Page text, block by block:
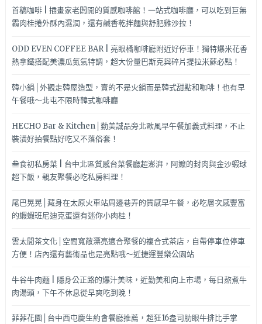
首稿咖啡 | 插畫家老闆開的質感咖啡館！一站式咖啡廳，可以吃到巨無
霸肉桂捲外酥內濕潤，還有鹹香乾拌麵與舒肥雞沙拉！
ODD EVEN COFFEE BAR | 亮眼橘咖啡廳附近好停車！獨特爆米花香
熱拿鐵搭配美濃瓜氮氣特調，超大份量巴斯克與碎片提拉米蘇必點！
韓小鍋│外觀走韓屋造型，賣的不是火鍋而是韓式甜點和咖啡！也有早
午餐哦～北屯不限時韓式咖啡廳
HECHO Bar & Kitchen│勤美誠品旁北歐風早午餐加義式料理，不止
裝潢好拍餐點好吃又不落俗套！
叁食初私房菜 | 台中北區質感台菜餐廳超澎湃，阿嬤的封肉與金沙蝦球
超下飯，親友聚餐必吃私房料理！
尾巴晃晃│藏身在太原火車站周邊巷弄的質感早午餐，必吃層次感豐富
的蝦蝦班尼迪克蛋還有迷你小肉桂！
雲太閒茶文化│空間寬敞漂亮適合聚餐的複合式茶店，自帶停車位停車
方便！店內還有藝術品也是亮點哦～近捷運豐樂公園站
牛谷牛肉麵 | 隱身公正路的爆汁美味，近勤美和向上市場，每日熬煮牛
肉湯頭，下午不休息從早爽吃到晚！
菲菲花園│台中西屯慶生約會餐廳推薦，超狂16盎司肋眼牛排比手掌